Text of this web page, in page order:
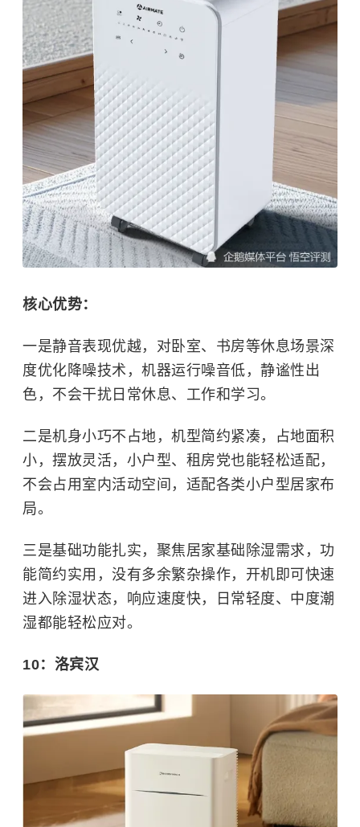
核心优势：
一是静音表现优越，对卧室、书房等休息场景深
度优化降噪技术，机器运行噪音低，静谧性出
色，不会干扰日常休息、工作和学习。
二是机身小巧不占地，机型简约紧凑，占地面积
小，摆放灵活，小户型、租房党也能轻松适配，
不会占用室内活动空间，适配各类小户型居家布
局。
三是基础功能扎实，聚焦居家基础除湿需求，功
能简约实用，没有多余繁杂操作，开机即可快速
进入除湿状态，响应速度快，日常轻度、中度潮
湿都能轻松应对。
10：洛宾汉